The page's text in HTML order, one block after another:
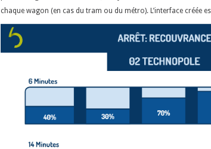
chaque wagon (en cas du tram ou du métro). L’interface créée